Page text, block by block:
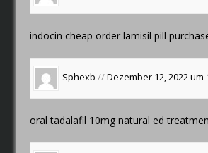
indocin cheaporder lamisil pill
Sphexb //Dezember 12, 2022 um
oral tadalafil 10mgnatural ed